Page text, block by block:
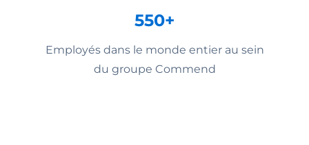
550+
Employés dans le monde entier au sein
du groupe Commend